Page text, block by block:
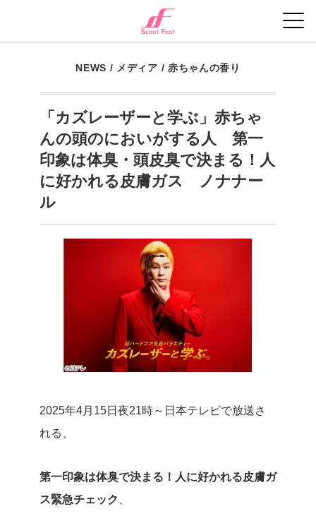
NEWS / メディア / 赤ちゃんの香り
「カズレーザーと学ぶ」赤ちゃ
んの頭のにおいがする人 第一
印象は体臭・頭皮臭で決まる！人
に好かれる皮膚ガス ノナナー
ル
2025年4月15日夜21時～日本テレビで放送さ
れる、
第一印象は体臭で決まる！人に好かれる皮膚ガ
ス緊急チェック